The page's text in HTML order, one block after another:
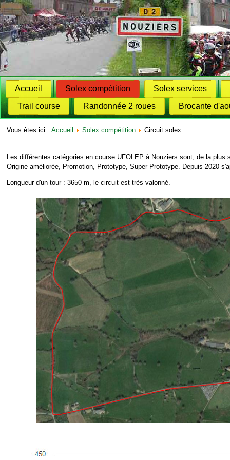
Accueil Solex compétition
Solex services
Trail course
Randonnée 2 roues Brocante
Vous êtes ici : Accueil Solex compétition Circuit solex
Les différentes catégories en course UFOLEP à Nouziers sont, de la plus
Origine améliorée, Promotion, Prototype, Super Prototype. Depuis 2020
Longueur d'un tour : 3650 m, le circuit est très valonné.